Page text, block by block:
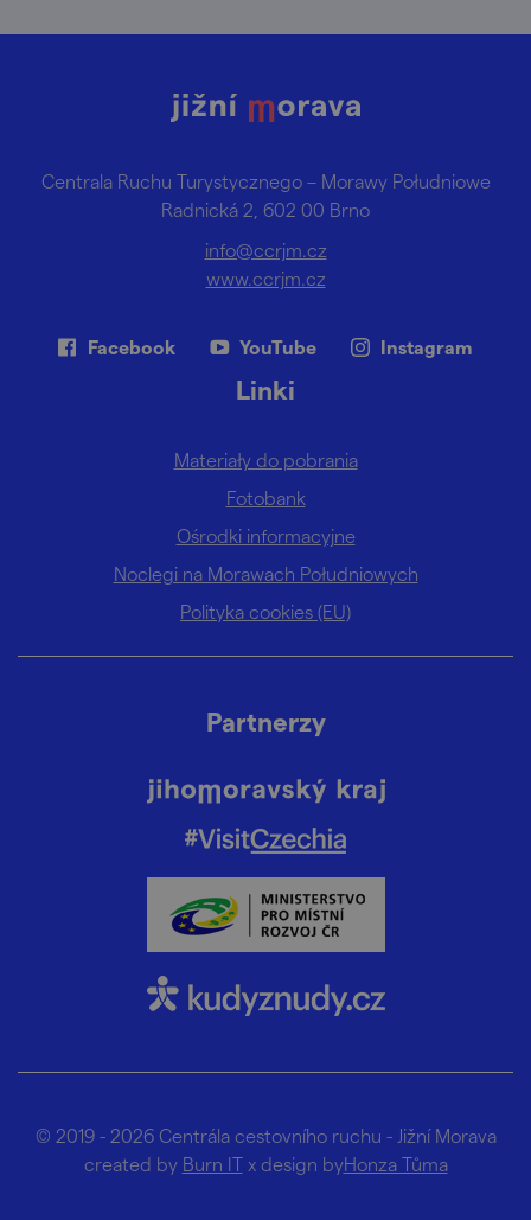
Centrala Ruchu Turystycznego – Morawy Południowe
Radnická 2, 602 00 Brno
info@ccrjm.cz
www.ccrjm.cz
Facebook YouTube Instagram
Linki
Materiały do pobrania
Fotobank
Ośrodki informacyjne
Noclegi na Morawach Południowych
Polityka cookies (EU)
Partnerzy
© 2019 - 2026 Centrála cestovního ruchu - Jižní Morava
created by Burn ITx design byHonza Tůma